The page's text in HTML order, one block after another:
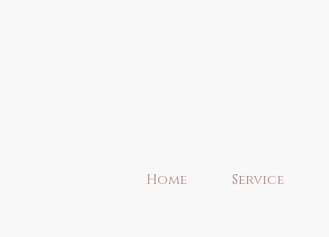
Home Service